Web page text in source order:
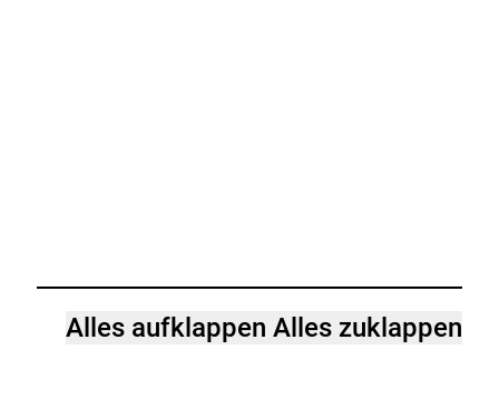
Alles aufklappenAlles zuklappen